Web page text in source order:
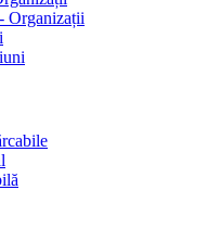
Organizații